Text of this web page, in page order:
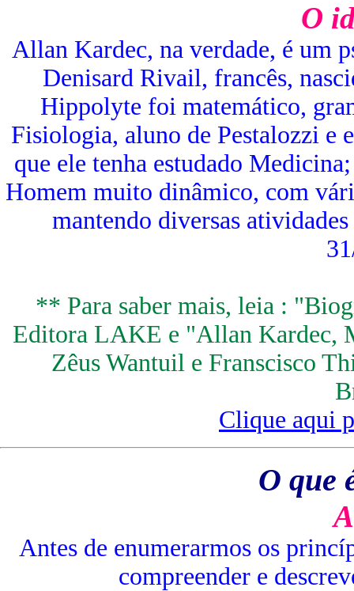
O
Allan Kardec, na verdade, é um
Denisard Rivail, francês,
Hippolyte foi matemático,
Fisiologia, aluno de Pestalozzi e
que ele tenha estudado
Homem muito dinâmico, com
mantendo diversas
** Para saber mais, leia :
Editora LAKE e "Allan Kardec,
Zêus Wantuil e Franscisco
Clique aqui
O que
Antes de enumerarmos os
compreender e